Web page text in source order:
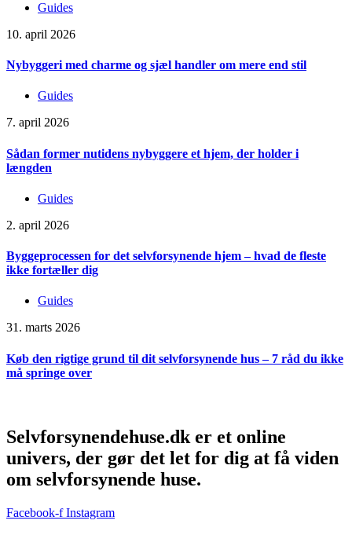
Guides
10. april 2026
Nybyggeri med charme og sjæl handler om mere end stil
Guides
7. april 2026
Sådan former nutidens nybyggere et hjem, der holder i
længden
Guides
2. april 2026
Byggeprocessen for det selvforsynende hjem – hvad de fleste
ikke fortæller dig
Guides
31. marts 2026
Køb den rigtige grund til dit selvforsynende hus – 7 råd du ikke
må springe over
Selvforsynendehuse.dk er et online
univers, der gør det let for dig at få viden
om selvforsynende huse.
Facebook-f Instagram